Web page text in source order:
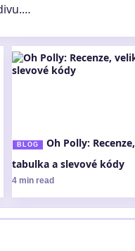
BLOG
Oh Polly:
tabulka a slevové kódy
4 min read